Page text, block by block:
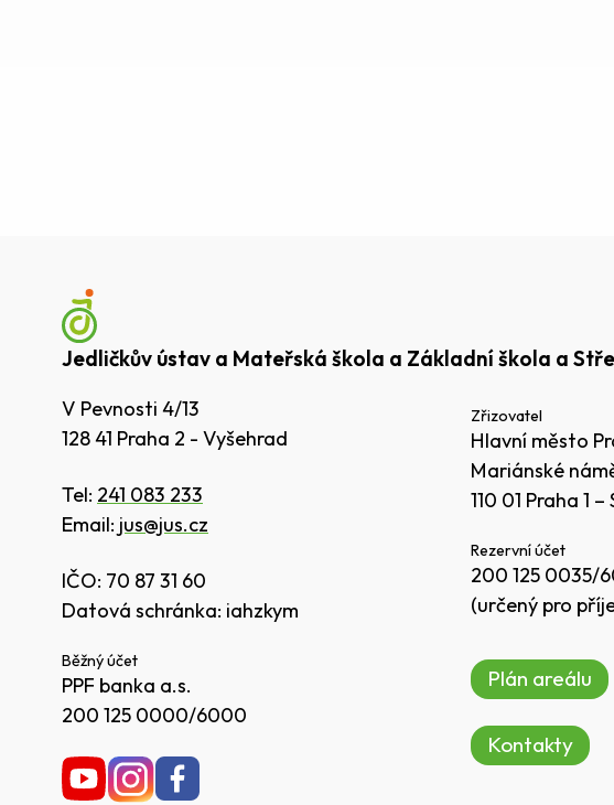
Jedličkův ústav a Mateřská škola a Základní škola a
V Pevnosti 4/13
128 41 Praha 2 - Vyšehrad
Tel: 241 083 233
Email: jus@jus.cz
IČO: 70 87 31 60
Datová schránka: iahzkym
Běžný účet
PPF banka a.s.
200 125 0000/6000
Zřizovatel
Hlavní město
Mariánské
110 01 Praha 1
Rezervní účet
200 125 0035/
(určený pro
Plán areálu
Kontakty